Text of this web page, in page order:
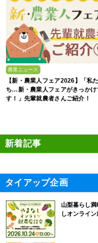
農業ニュース
【新・農業人フェア2026】「私た
ち…新・農業人フェアがきっかけ
す！」先輩就農者さんご紹介！
新着記事
タイアップ企画
山梨暮らし
しオンライン